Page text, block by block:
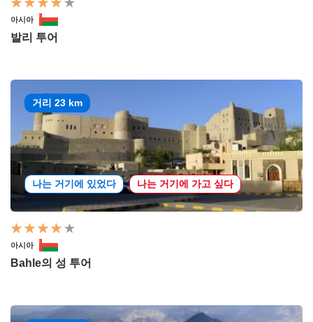
아시아
발리 투어
거리 23 km
나는 거기에 있었다 나는 거기에 가고 싶다
아시아
Bahle의 성 투어